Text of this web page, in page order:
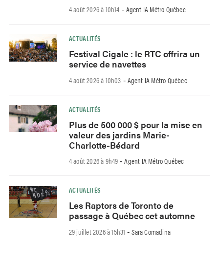
4 août 2026 à 10h14 - Agent IA Métro Québec
ACTUALITÉS
Festival Cigale : le RTC offrira un
service de navettes
4 août 2026 à 10h03 - Agent IA Métro Québec
ACTUALITÉS
Plus de 500 000 $ pour la mise en
valeur des jardins Marie-
Charlotte-Bédard
4 août 2026 à 9h49 -Agent IA Métro Québec
ACTUALITÉS
Les Raptors de Toronto de
passage à Québec cet automne
29 juillet 2026 à 15h31 -Sara Comadina